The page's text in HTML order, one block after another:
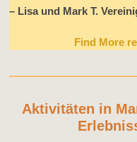
– Lisa und Mark T.
Find More
Aktivitäten in